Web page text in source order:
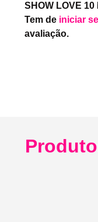
SHOW LOVE 10
Tem de iniciar
avaliação.